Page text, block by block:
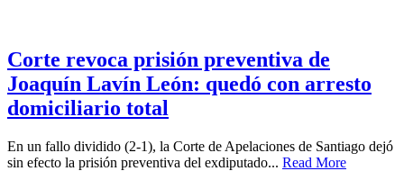
Corte revoca prisión preventiva de
Joaquín Lavín León: quedó con arresto
domiciliario total
En un fallo dividido (2-1), la Corte de Apelaciones de Santiago dejó
sin efecto la prisión preventiva del exdiputado... Read More